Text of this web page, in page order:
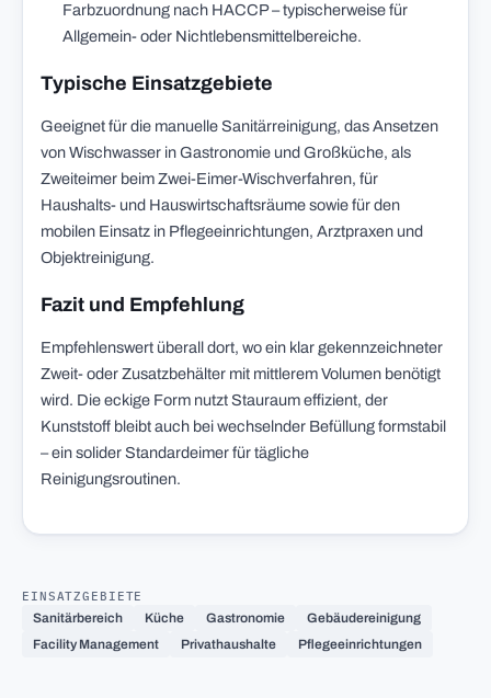
Farbzuordnung nach HACCP – typischerweise für
Allgemein- oder Nichtlebensmittelbereiche.
Typische Einsatzgebiete
Geeignet für die manuelle Sanitärreinigung, das Ansetzen
von Wischwasser in Gastronomie und Großküche, als
Zweiteimer beim Zwei-Eimer-Wischverfahren, für
Haushalts- und Hauswirtschaftsräume sowie für den
mobilen Einsatz in Pflegeeinrichtungen, Arztpraxen und
Objektreinigung.
Fazit und Empfehlung
Empfehlenswert überall dort, wo ein klar gekennzeichneter
Zweit- oder Zusatzbehälter mit mittlerem Volumen benötigt
wird. Die eckige Form nutzt Stauraum effizient, der
Kunststoff bleibt auch bei wechselnder Befüllung formstabil
– ein solider Standardeimer für tägliche
Reinigungsroutinen.
EINSATZGEBIETE
Sanitärbereich
Küche Gastronomie
Gebäudereinigung
Facility Management
Privathaushalte Pflegeeinrichtungen